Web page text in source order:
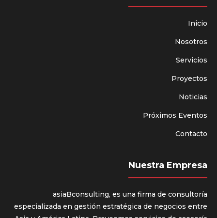
Inicio
Nosotros
Servicios
Proyectos
Noticias
Próximos Eventos
Contacto
Nuestra Empresa
asiaBconsulting, es una firma de consultoría
especializada en gestión estratégica de negocios entre